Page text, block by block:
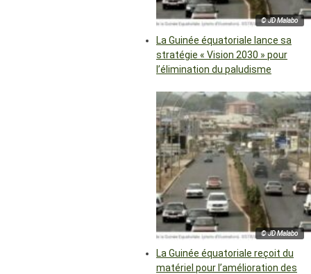
© JD Malabo
La Guinée équatoriale lance sa
stratégie « Vision 2030 » pour
l’élimination du paludisme
© JD Malabo
La Guinée équatoriale reçoit du
matériel pour l’amélioration des